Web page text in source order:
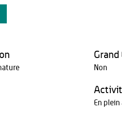
Non
En plein